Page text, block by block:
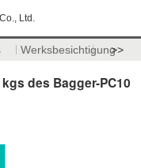
Ltd.
Werksbesichtigung>>
des Bagger-PC10